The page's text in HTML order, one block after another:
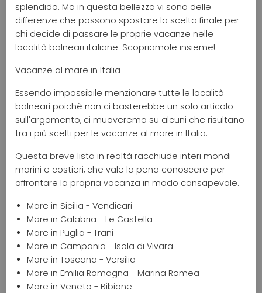
splendido. Ma in questa bellezza vi sono delle
differenze che possono spostare la scelta finale per
chi decide di passare le proprie vacanze nelle
località balneari italiane. Scopriamole insieme!
Vacanze al mare in Italia
Essendo impossibile menzionare tutte le località
balneari poichè non ci basterebbe un solo articolo
sull'argomento, ci muoveremo su alcuni che risultano
tra i più scelti per le vacanze al mare in Italia.
Questa breve lista in realtà racchiude interi mondi
marini e costieri, che vale la pena conoscere per
affrontare la propria vacanza in modo consapevole.
Mare in Sicilia - Vendicari
Mare in Calabria - Le Castella
Mare in Puglia - Trani
Mare in Campania - Isola di Vivara
Mare in Toscana - Versilia
Mare in Emilia Romagna - Marina Romea
Mare in Veneto - Bibione